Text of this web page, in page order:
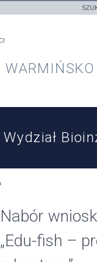
WARMIŃSKO
Wydział
Nabór
„Edu-fish –